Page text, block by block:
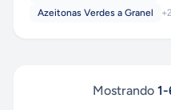
Azeitonas Verdes a Granel
+
Mostrando 1-